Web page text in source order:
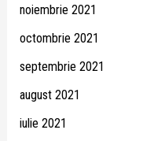
noiembrie 2021
octombrie 2021
septembrie 2021
august 2021
iulie 2021